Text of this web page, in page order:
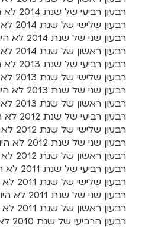
רבעון רביעי של שנת 2014 לא היו העברות כאמור​.
רבעון שלישי של שנת 2014 לא היו העברות כאמור​.
רבעון שני של שנת 2014 לא היו העברות כאמור.
רבעון ראשון של שנת 2014 לא היו העברות כאמור.
רבעון רביעי של שנת 2013 לא היו העברות כאמור.
רבעון שלישי של שנת 2013 לא היו העברות כאמור.
רבעון שני של שנת 2013 לא היו העברות כאמור.
רבעון ראשון של שנת 2013 לא היו העברות כאמור.
רבעון רביעי של שנת 2012 לא היו העברות כאמור.
רבעון שלישי של שנת 2012 לא היו העברות כאמור.
רבעון שני של שנת 2012 לא היו העברות כאמור.
רבעון ראשון של שנת 2012 לא היו העברות כאמור.
רבעון רביעי של שנת 2011 לא היו העברות כאמור.
רבעון שלישי של שנת 2011 לא היו העברות כאמור.
רבעון שני של שנת 2011 לא היו העברות כאמור.
רבעון ראשון של שנת 2011 לא היו העברות כאמור.
רבעון הרביעי של שנת 2010 לא היו העברות כאמור.